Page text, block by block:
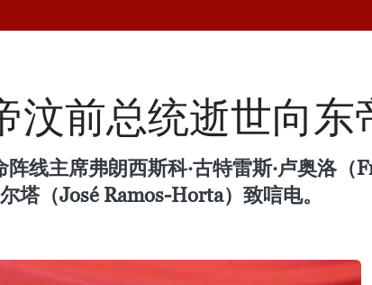
汶前总统逝世向东
线主席弗朗西斯科·古特雷斯·卢奥洛
塔（José Ramos-Horta）致唁电。